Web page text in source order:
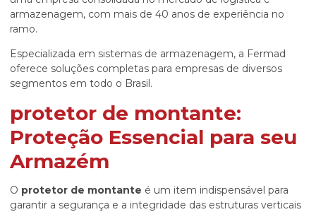
armazenagem, com mais de 40 anos de experiência no
ramo.
Especializada em sistemas de armazenagem, a Fermad
oferece soluções completas para empresas de diversos
segmentos em todo o Brasil.
protetor de montante:
Proteção Essencial para seu
Armazém
O protetor de montante é um item indispensável para
garantir a segurança e a integridade das estruturas verticais